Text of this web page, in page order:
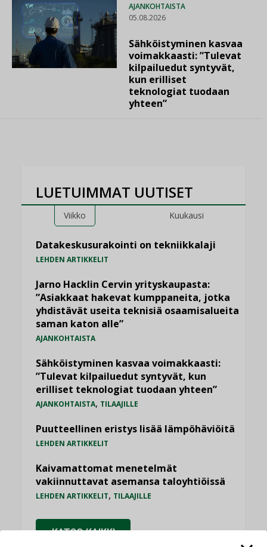
AJANKOHTAISTA
05.08.2026
Sähköistyminen kasvaa
voimakkaasti: ”Tulevat
kilpailuedut syntyvät,
kun erilliset
teknologiat tuodaan
yhteen”
LUETUIMMAT UUTISET
Viikko Kuukausi
Datakeskusurakointi on tekniikkalaji
LEHDEN ARTIKKELIT
Jarno Hacklin Cervin yrityskaupasta:
”Asiakkaat hakevat kumppaneita, jotka
yhdistävät useita teknisiä osaamisalueita
saman katon alle”
AJANKOHTAISTA
Sähköistyminen kasvaa voimakkaasti:
”Tulevat kilpailuedut syntyvät, kun
erilliset teknologiat tuodaan yhteen”
AJANKOHTAISTA, TILAAJILLE
Puutteellinen eristys lisää lämpöhäviöitä
LEHDEN ARTIKKELIT
Kaivamattomat menetelmät
vakiinnuttavat asemansa taloyhtiöissä
LEHDEN ARTIKKELIT, TILAAJILLE
KATSO KAIKKI